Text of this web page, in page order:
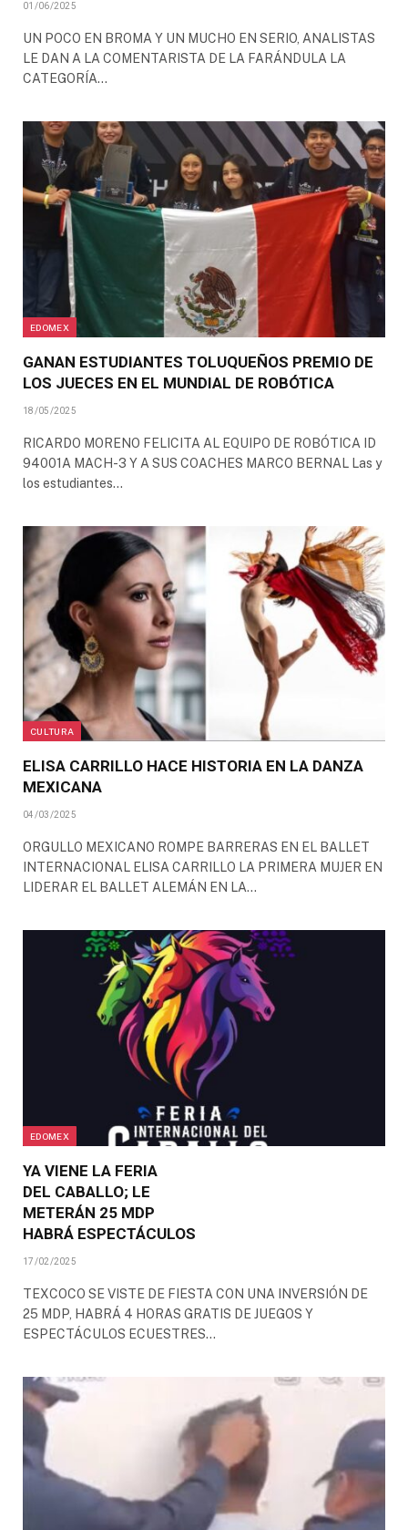
01/06/2025
UN POCO EN BROMA Y UN MUCHO EN SERIO, ANALISTAS
LE DAN A LA COMENTARISTA DE LA FARÁNDULA LA
CATEGORÍA…
EDOMEX
GANAN ESTUDIANTES TOLUQUEÑOS PREMIO DE
LOS JUECES EN EL MUNDIAL DE ROBÓTICA
18/05/2025
RICARDO MORENO FELICITA AL EQUIPO DE ROBÓTICA ID
94001A MACH-3 Y A SUS COACHES MARCO BERNAL Las y
los estudiantes…
CULTURA
ELISA CARRILLO HACE HISTORIA EN LA DANZA
MEXICANA
04/03/2025
ORGULLO MEXICANO ROMPE BARRERAS EN EL BALLET
INTERNACIONAL ELISA CARRILLO LA PRIMERA MUJER EN
LIDERAR EL BALLET ALEMÁN EN LA…
EDOMEX
YA VIENE LA FERIA
DEL CABALLO; LE
METERÁN 25 MDP
HABRÁ ESPECTÁCULOS
17/02/2025
TEXCOCO SE VISTE DE FIESTA CON UNA INVERSIÓN DE
25 MDP, HABRÁ 4 HORAS GRATIS DE JUEGOS Y
ESPECTÁCULOS ECUESTRES…